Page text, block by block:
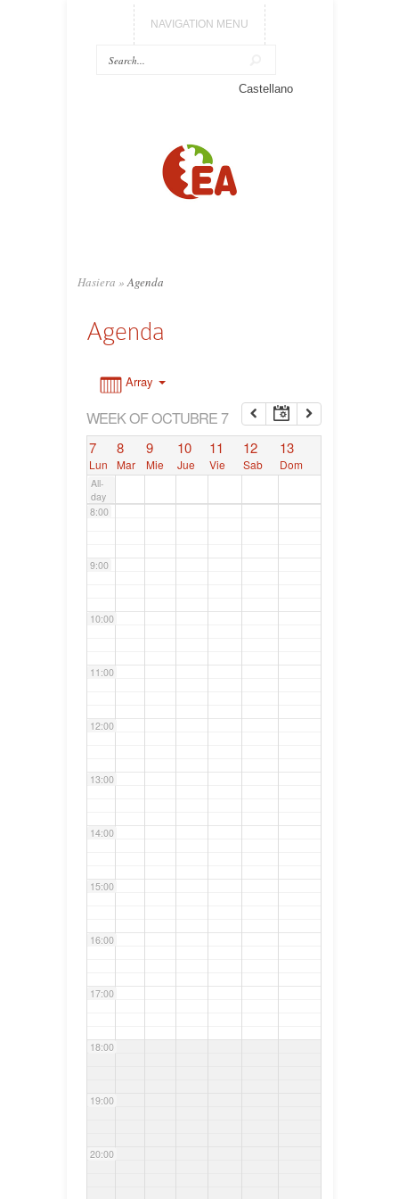
NAVIGATION MENU
Castellano
Hasiera » Agenda
Agenda
Array
WEEK OF OCTUBRE 7
7
Lun
8
Mar
9
Mie
10
Jue
11
Vie
12
Sab
13
Dom
All-
day
7:00
8:00
9:00
10:00
11:00
12:00
13:00
14:00
15:00
16:00
17:00
18:00
19:00
20:00